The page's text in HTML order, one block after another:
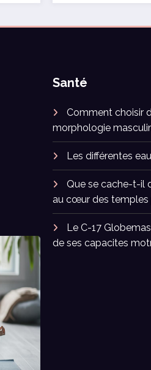
Santé
Comment choisir
morphologie
Les différentes
Que se cache-t-il
au cœur des temples
Le C-17
de ses capacites